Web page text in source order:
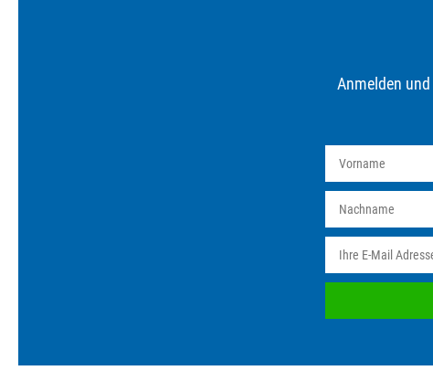
Anmelden und